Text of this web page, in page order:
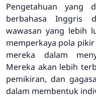
Pengetahuan yang
berbahasa Inggris
wawasan yang lebih
memperkaya pola
mereka dalam
Mereka akan lebih
pemikiran, dan
dalam membentuk